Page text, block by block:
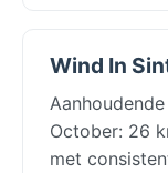
Wind In
October: 26
met